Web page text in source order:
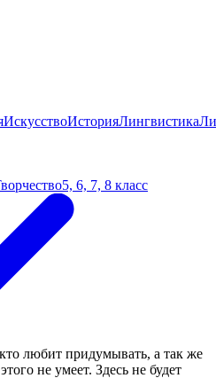
ИскусствоИсторияЛингвистика
5, 6, 7, 8 класс
любит придумывать, а так же
не умеет. Здесь не будет